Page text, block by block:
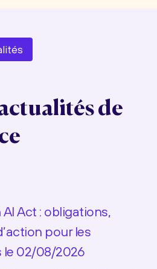
de
Act : obligations,
pour les
le 02/08/2026